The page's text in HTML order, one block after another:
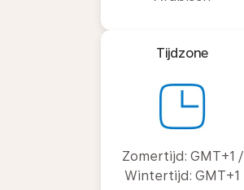
Tijdzone
Zomertijd: GMT+1 /
Wintertijd: GMT+1